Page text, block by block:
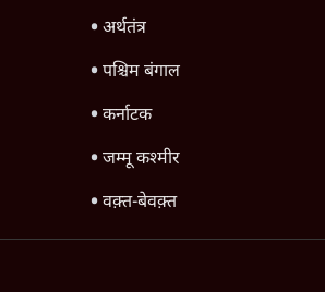
अर्थतंत्र
पश्चिम बंगाल
कर्नाटक
जम्मू कश्मीर
वक़्त-बेवक़्त